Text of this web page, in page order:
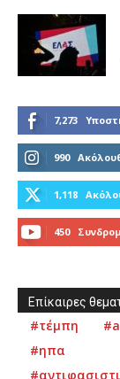
7,273
990
1,118
450
Επίκαιρες
#τέμπη
#ηπα